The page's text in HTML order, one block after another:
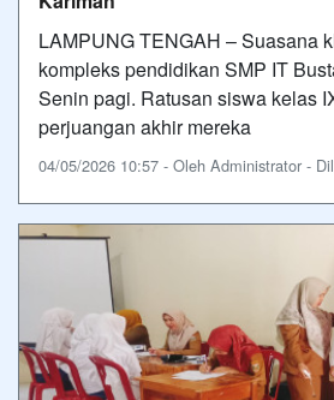
LAMPUNG TENGAH – Suasana
kompleks pendidikan SMP IT
Senin pagi. Ratusan siswa kelas
perjuangan akhir mereka
04/05/2026 10:57 - Oleh Administrator -